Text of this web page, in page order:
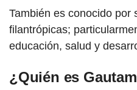
También es conocido por
filantrópicas;
educación, salud y
¿Quién es